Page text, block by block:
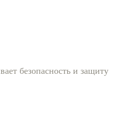
безопасность и защиту